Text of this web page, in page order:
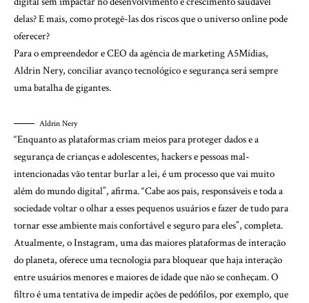
delas? E mais, como protegê-las dos riscos que o universo online pode
oferecer?
Para o empreendedor e CEO da agência de marketing A5Mídias,
Aldrin Nery, conciliar avanço tecnológico e segurança será sempre
uma batalha de gigantes.
Aldrin Nery
“Enquanto as plataformas criam meios para proteger dados e a
segurança de crianças e adolescentes, hackers e pessoas mal-
intencionadas vão tentar burlar a lei, é um processo que vai muito
além do mundo digital”, afirma. “Cabe aos pais, responsáveis e toda a
sociedade voltar o olhar a esses pequenos usuários e fazer de tudo para
tornar esse ambiente mais confortável e seguro para eles”, completa.
Atualmente, o Instagram, uma das maiores plataformas de interação
do planeta, oferece uma tecnologia para bloquear que haja interação
entre usuários menores e maiores de idade que não se conheçam. O
filtro é uma tentativa de impedir ações de pedófilos, por exemplo, que